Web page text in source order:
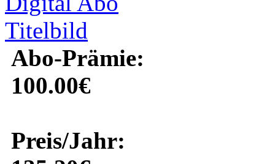
Abo-Prämie:
100.00€
Preis/Jahr: